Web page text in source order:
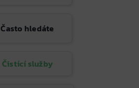
Často hledáte
Čistící služby